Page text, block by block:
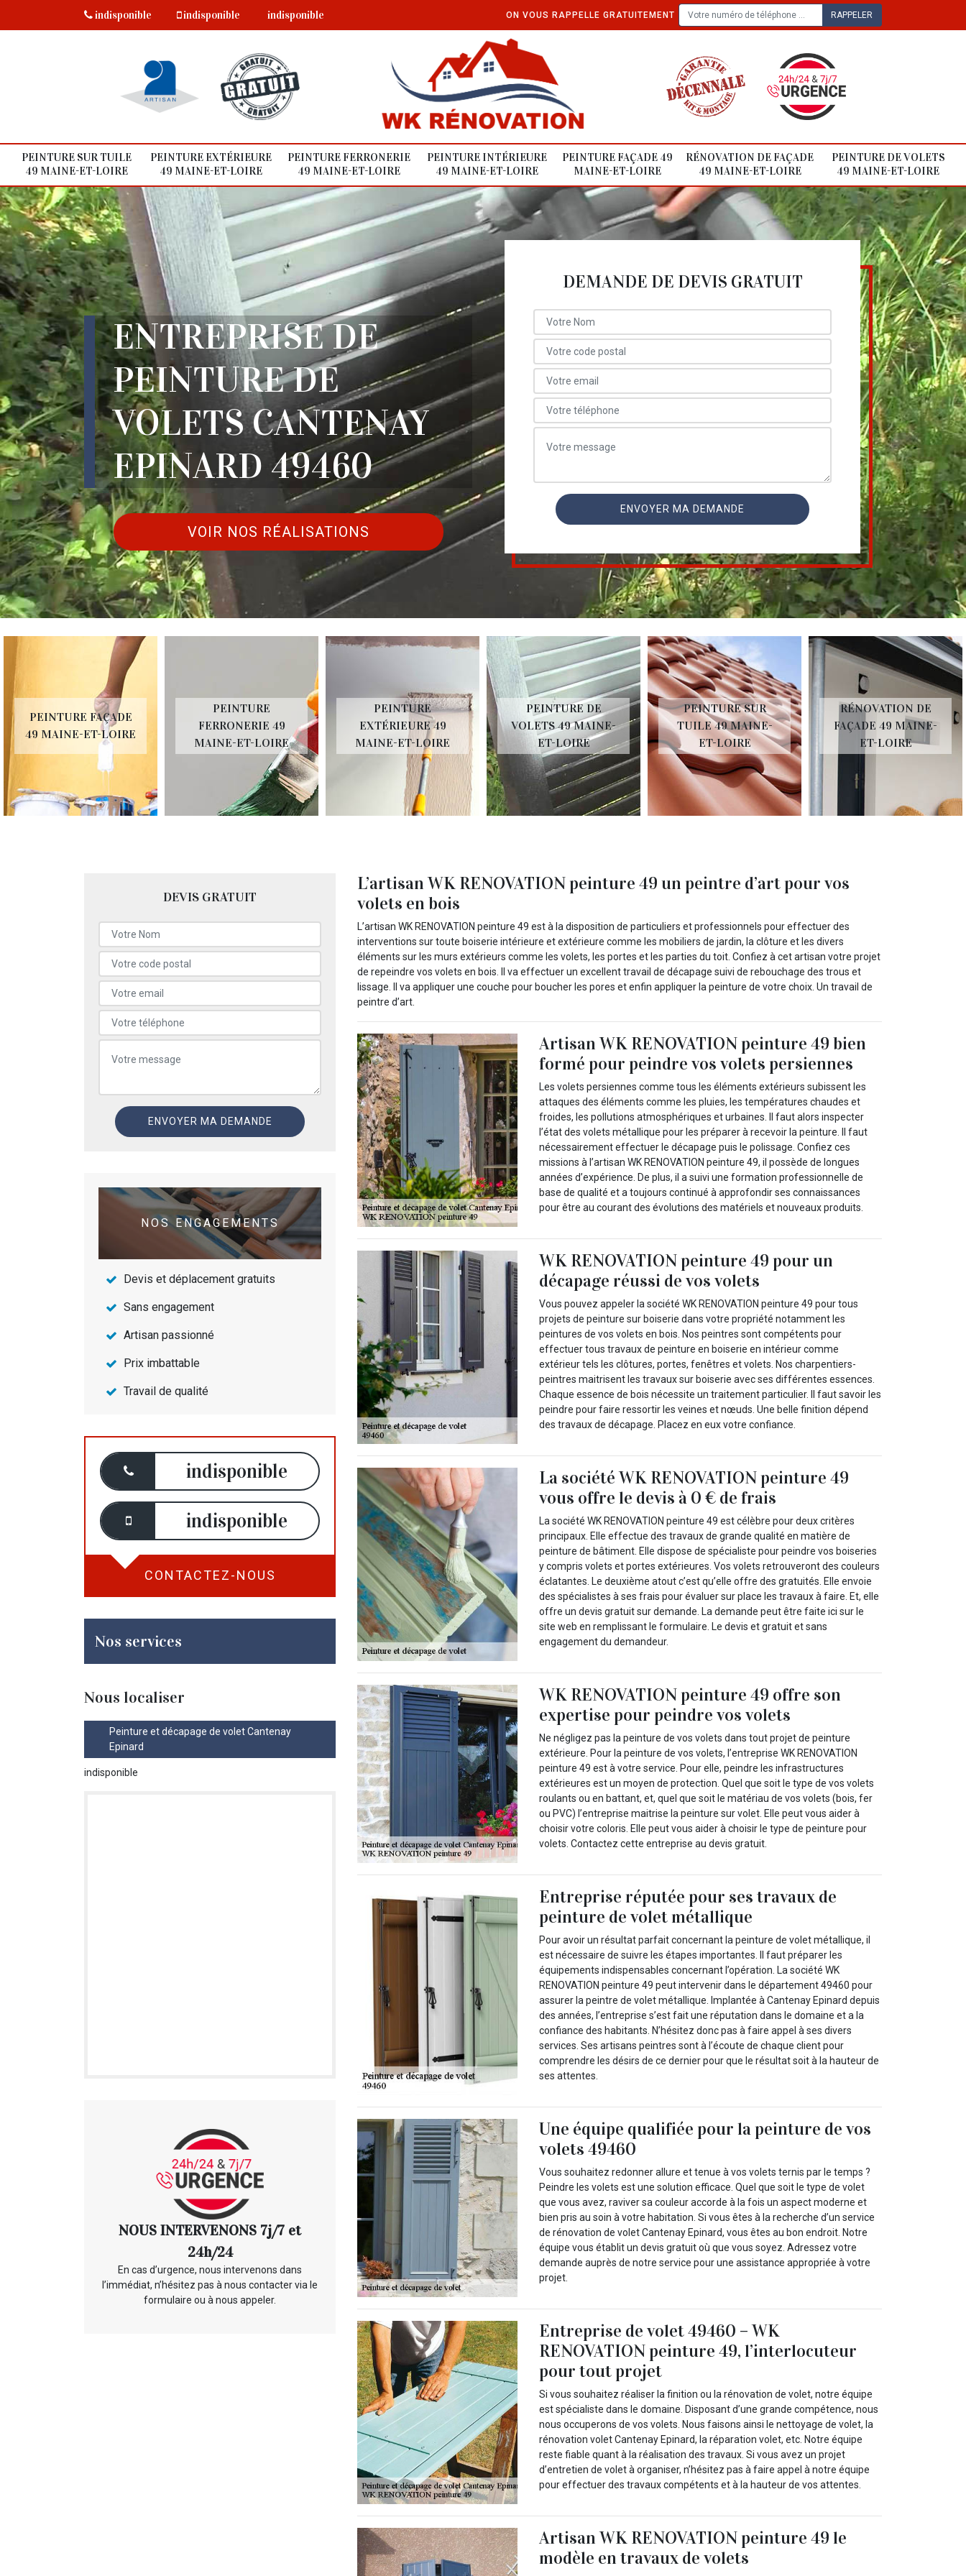
indisponible indisponible indisponible ON VOUS RAPPELLE GRATUITEMENT
PEINTURE SUR TUILE
49 MAINE-ET-LOIRE
PEINTURE EXTÉRIEURE
49 MAINE-ET-LOIRE
PEINTURE FERRONERIE
49 MAINE-ET-LOIRE
PEINTURE INTÉRIEURE
49 MAINE-ET-LOIRE
PEINTURE FAÇADE 49
MAINE-ET-LOIRE
RÉNOVATION DE FAÇADE
49 MAINE-ET-LOIRE
PEINTURE DE VOLETS
49 MAINE-ET-LOIRE
ENTREPRISE DE
PEINTURE DE
VOLETS CANTENAY
EPINARD 49460
VOIR NOS RÉALISATIONS
DEMANDE DE DEVIS GRATUIT
PEINTURE FAÇADE
49 MAINE-ET-LOIRE
PEINTURE
FERRONERIE 49
MAINE-ET-LOIRE
PEINTURE
EXTÉRIEURE 49
MAINE-ET-LOIRE
PEINTURE DE
VOLETS 49 MAINE-
ET-LOIRE
PEINTURE SUR
TUILE 49 MAINE-
ET-LOIRE
RÉNOVATION DE
FAÇADE 49 MAINE-
ET-LOIRE
DEVIS GRATUIT
NOS ENGAGEMENTS
Devis et déplacement gratuits
Sans engagement
Artisan passionné
Prix imbattable
Travail de qualité
indisponible
indisponible
CONTACTEZ-NOUS
Nos services
Nous localiser
Peinture et décapage de volet Cantenay
Epinard
indisponible
NOUS INTERVENONS 7j/7 et
24h/24
En cas d’urgence, nous intervenons dans
l’immédiat, n’hésitez pas à nous contacter via le
formulaire ou à nous appeler.
L’artisan WK RENOVATION peinture 49 un peintre d’art pour vos
volets en bois
L’artisan WK RENOVATION peinture 49 est à la disposition de particuliers et professionnels pour effectuer des
interventions sur toute boiserie intérieure et extérieure comme les mobiliers de jardin, la clôture et les divers
éléments sur les murs extérieurs comme les volets, les portes et les parties du toit. Confiez à cet artisan votre projet
de repeindre vos volets en bois. Il va effectuer un excellent travail de décapage suivi de rebouchage des trous et
lissage. Il va appliquer une couche pour boucher les pores et enfin appliquer la peinture de votre choix. Un travail de
peintre d’art.
Artisan WK RENOVATION peinture 49 bien
formé pour peindre vos volets persiennes
Les volets persiennes comme tous les éléments extérieurs subissent les
attaques des éléments comme les pluies, les températures chaudes et
froides, les pollutions atmosphériques et urbaines. Il faut alors inspecter
l’état des volets métallique pour les préparer à recevoir la peinture. Il faut
nécessairement effectuer le décapage puis le polissage. Confiez ces
missions à l’artisan WK RENOVATION peinture 49, il possède de longues
années d’expérience. De plus, il a suivi une formation professionnelle de
base de qualité et a toujours continué à approfondir ses connaissances
pour être au courant des évolutions des matériels et nouveaux produits.
WK RENOVATION peinture 49 pour un
décapage réussi de vos volets
Vous pouvez appeler la société WK RENOVATION peinture 49 pour tous
projets de peinture sur boiserie dans votre propriété notamment les
peintures de vos volets en bois. Nos peintres sont compétents pour
effectuer tous travaux de peinture en boiserie en intérieur comme
extérieur tels les clôtures, portes, fenêtres et volets. Nos charpentiers-
peintres maitrisent les travaux sur boiserie avec ses différentes essences.
Chaque essence de bois nécessite un traitement particulier. Il faut savoir les
peindre pour faire ressortir les veines et nœuds. Une belle finition dépend
des travaux de décapage. Placez en eux votre confiance.
La société WK RENOVATION peinture 49
vous offre le devis à 0 € de frais
La société WK RENOVATION peinture 49 est célèbre pour deux critères
principaux. Elle effectue des travaux de grande qualité en matière de
peinture de bâtiment. Elle dispose de spécialiste pour peindre vos boiseries
y compris volets et portes extérieures. Vos volets retrouveront des couleurs
éclatantes. Le deuxième atout c’est qu’elle offre des gratuités. Elle envoie
des spécialistes à ses frais pour évaluer sur place les travaux à faire. Et, elle
offre un devis gratuit sur demande. La demande peut être faite ici sur le
site web en remplissant le formulaire. Le devis et gratuit et sans
engagement du demandeur.
WK RENOVATION peinture 49 offre son
expertise pour peindre vos volets
Ne négligez pas la peinture de vos volets dans tout projet de peinture
extérieure. Pour la peinture de vos volets, l’entreprise WK RENOVATION
peinture 49 est à votre service. Pour elle, peindre les infrastructures
extérieures est un moyen de protection. Quel que soit le type de vos volets
roulants ou en battant, et, quel que soit le matériau de vos volets (bois, fer
ou PVC) l’entreprise maitrise la peinture sur volet. Elle peut vous aider à
choisir votre coloris. Elle peut vous aider à choisir le type de peinture pour
volets. Contactez cette entreprise au devis gratuit.
Entreprise réputée pour ses travaux de
peinture de volet métallique
Pour avoir un résultat parfait concernant la peinture de volet métallique, il
est nécessaire de suivre les étapes importantes. Il faut préparer les
équipements indispensables concernant l’opération. La société WK
RENOVATION peinture 49 peut intervenir dans le département 49460 pour
assurer la peintre de volet métallique. Implantée à Cantenay Epinard depuis
des années, l’entreprise s’est fait une réputation dans le domaine et a la
confiance des habitants. N’hésitez donc pas à faire appel à ses divers
services. Ses artisans peintres sont à l’écoute de chaque client pour
comprendre les désirs de ce dernier pour que le résultat soit à la hauteur de
ses attentes.
Une équipe qualifiée pour la peinture de vos
volets 49460
Vous souhaitez redonner allure et tenue à vos volets ternis par le temps ?
Peindre les volets est une solution efficace. Quel que soit le type de volet
que vous avez, raviver sa couleur accorde à la fois un aspect moderne et
bien pris au soin à votre habitation. Si vous êtes à la recherche d’un service
de rénovation de volet Cantenay Epinard, vous êtes au bon endroit. Notre
équipe vous établit un devis gratuit où que vous soyez. Adressez votre
demande auprès de notre service pour une assistance appropriée à votre
projet.
Entreprise de volet 49460 – WK
RENOVATION peinture 49, l’interlocuteur
pour tout projet
Si vous souhaitez réaliser la finition ou la rénovation de volet, notre équipe
est spécialiste dans le domaine. Disposant d’une grande compétence, nous
nous occuperons de vos volets. Nous faisons ainsi le nettoyage de volet, la
rénovation volet Cantenay Epinard, la réparation volet, etc. Notre équipe
reste fiable quant à la réalisation des travaux. Si vous avez un projet
d’entretien de volet à organiser, n’hésitez pas à faire appel à notre équipe
pour effectuer des travaux compétents et à la hauteur de vos attentes.
Artisan WK RENOVATION peinture 49 le
modèle en travaux de volets